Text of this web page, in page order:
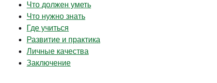
Что должен уметь
Что нужно знать
Где учиться
Развитие и практика
Личные качества
Заключение